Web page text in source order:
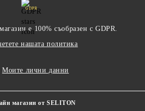
GDPR
е 100% съобразен с GDPR.
нашата политика
Моите лични данни
магазин от SELITON